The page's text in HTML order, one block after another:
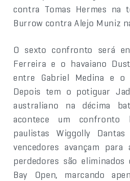
contra Tomas Hermes na
Burrow contra Alejo Muniz
O sexto confronto será
Ferreira e o havaiano
entre Gabriel Medina e o
Depois tem o potiguar
australiano na décima
acontece um confronto
paulistas Wiggolly
vencedores avançam
perdedores são
Bay Open, marcando